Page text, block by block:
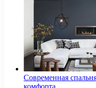
Современная